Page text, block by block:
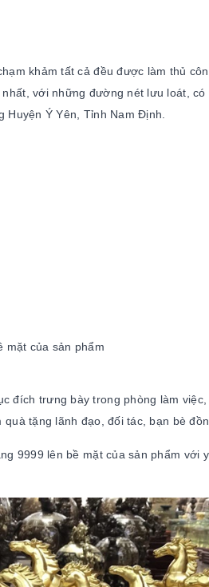
khảm tất cả đều được làm thủ
với những đường nét lưu loát,
Ý Yên, Tỉnh Nam Định.
mặt của sản phẩm
đích trưng bày trong phòng làm
tặng lãnh đạo, đối tác, bạn bè
9999 lên bề mặt của sản phẩm